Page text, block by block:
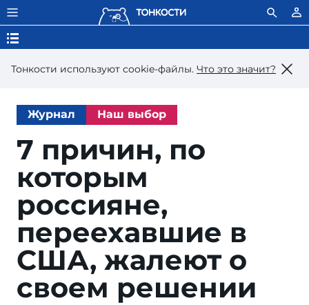
Тонкости используют сookie-файлы. Что это значит?
Журнал Наш выбор
7 причин, по
которым
россияне,
переехавшие в
США, жалеют о
своем решении